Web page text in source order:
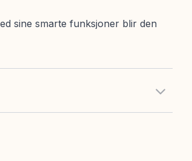
sine smarte funksjoner blir den